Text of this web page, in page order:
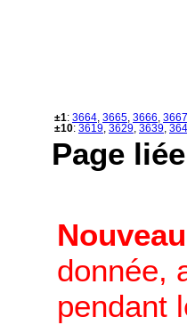
±1: 3664 3665 3666 3667
±10: 3619 3629 3639
Page
Nouveau
donnée,
pendant